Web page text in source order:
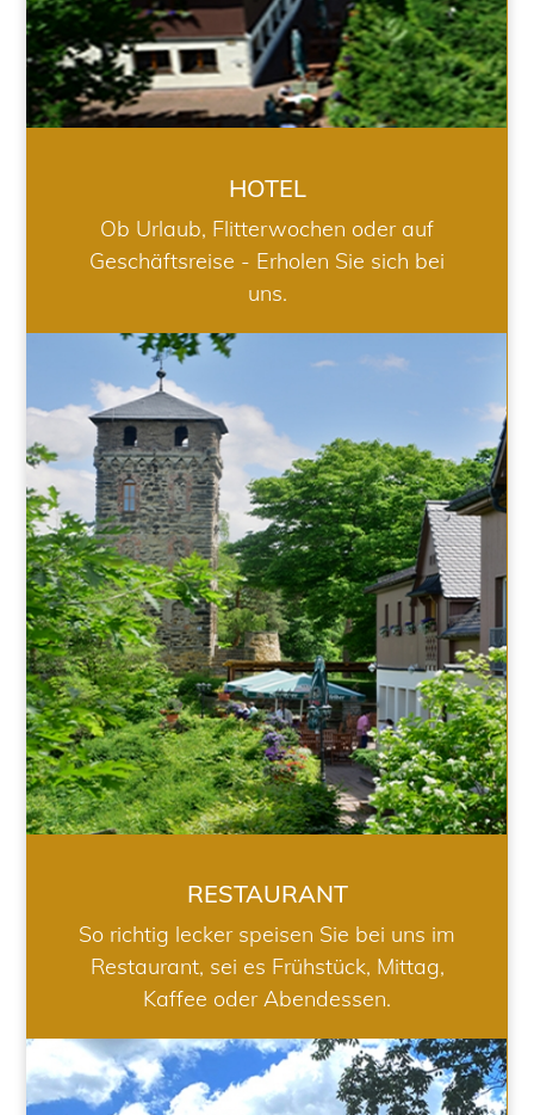
HOTEL
Ob Urlaub, Flitterwochen oder auf
Geschäftsreise - Erholen Sie sich bei
uns.
RESTAURANT
RESTAURANT
So richtig lecker speisen Sie bei uns im
Restaurant, sei es Frühstück, Mittag,
Kaffee oder Abendessen.